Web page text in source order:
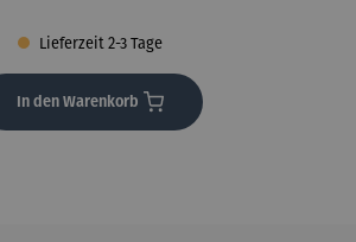
Lieferzeit 2-3 Tage
In den Warenkorb